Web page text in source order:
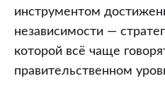
инструментом
независимости —
которой всё чаще
правительственном